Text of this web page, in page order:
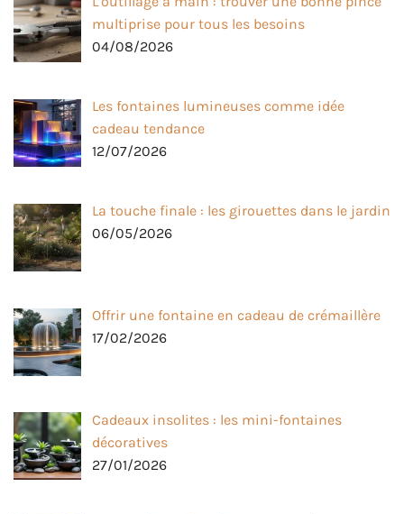
multiprise pour tous les besoins
04/08/2026
Les fontaines lumineuses comme idée
cadeau tendance
12/07/2026
La touche finale : les girouettes dans le jardin
06/05/2026
Offrir une fontaine en cadeau de crémaillère
17/02/2026
Cadeaux insolites : les mini-fontaines
décoratives
27/01/2026